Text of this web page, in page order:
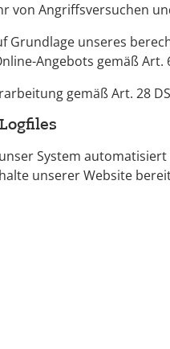
von Angriffsversuchen
Grundlage unseres
Angebots gemäß Art.
gemäß Art. 28
System
unserer Website